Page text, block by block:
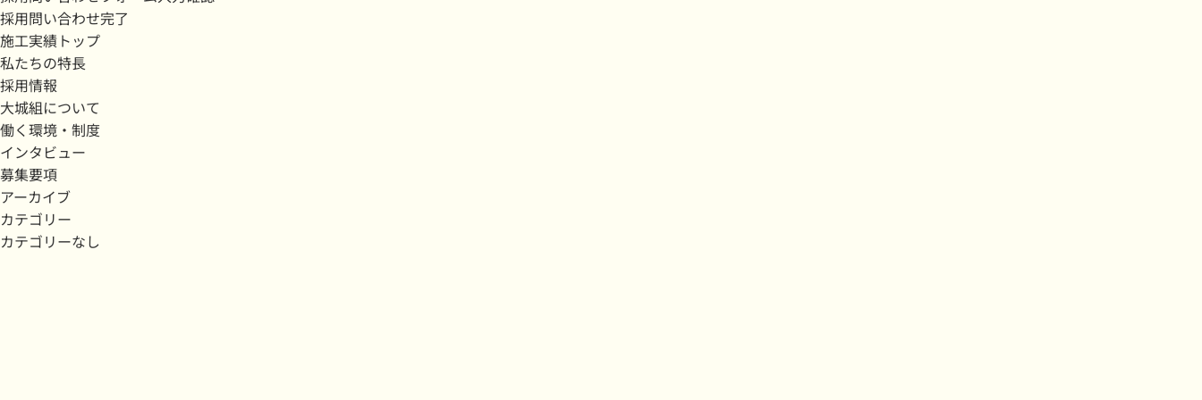
採用問い合わせ完了
施工実績トップ
私たちの特長
採用情報
大城組について
働く環境・制度
インタビュー
募集要項
アーカイブ
カテゴリー
カテゴリーなし